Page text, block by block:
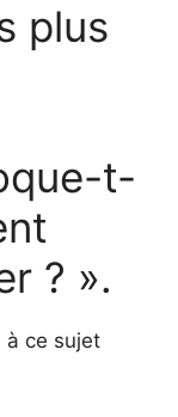
plus
t-
? ».
à ce sujet